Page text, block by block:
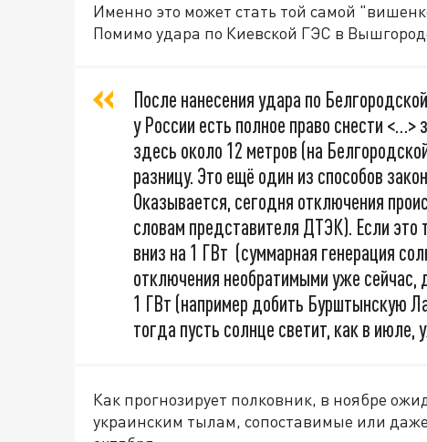
Именно это может стать той самой
Помимо удара по Киевской ГЭС в
После нанесения удара по
у России есть полное право снести
здесь около 12 метров (на
разницу. Это ещё один из способов
Оказывается, сегодня отключения
словам представителя ДТЭК). Если это
вниз на 1 ГВт (суммарная генерация
отключения необратимыми уже сейчас,
1 ГВт (например добить Бурштынскую
тогда пусть солнце светит, как в июле,
Как прогнозирует полковник, в ноябре
украинским тылам, сопоставимые или